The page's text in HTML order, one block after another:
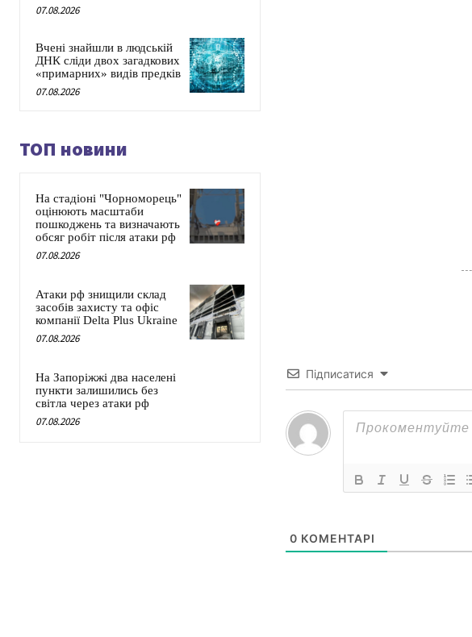
07.08.2026
Вчені знайшли в людській
ДНК сліди двох загадкових
«примарних» видів предків
07.08.2026
ТОП новини
На стадіоні "Чорноморець"
оцінюють масштаби
пошкоджень та визначають
обсяг робіт після атаки рф
07.08.2026
Атаки рф знищили склад
засобів захисту та офіс
компанії Delta Plus Ukraine
07.08.2026
На Запоріжжі два населені
пункти залишились без
світла через атаки рф
07.08.2026
Підписатися
0 КОМЕНТАРІ